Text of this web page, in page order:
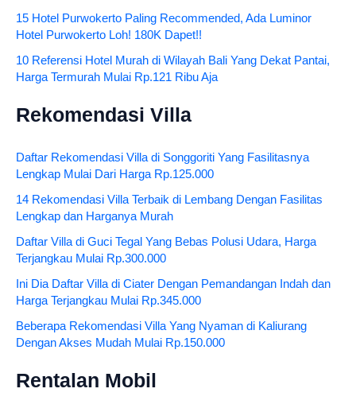
15 Hotel Purwokerto Paling Recommended, Ada Luminor
Hotel Purwokerto Loh! 180K Dapet!!
10 Referensi Hotel Murah di Wilayah Bali Yang Dekat Pantai,
Harga Termurah Mulai Rp.121 Ribu Aja
Rekomendasi Villa
Daftar Rekomendasi Villa di Songgoriti Yang Fasilitasnya
Lengkap Mulai Dari Harga Rp.125.000
14 Rekomendasi Villa Terbaik di Lembang Dengan Fasilitas
Lengkap dan Harganya Murah
Daftar Villa di Guci Tegal Yang Bebas Polusi Udara, Harga
Terjangkau Mulai Rp.300.000
Ini Dia Daftar Villa di Ciater Dengan Pemandangan Indah dan
Harga Terjangkau Mulai Rp.345.000
Beberapa Rekomendasi Villa Yang Nyaman di Kaliurang
Dengan Akses Mudah Mulai Rp.150.000
Rentalan Mobil